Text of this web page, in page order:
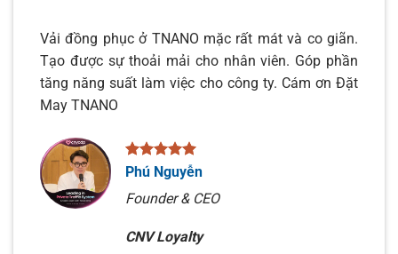
Vải đồng phục ở TNANO mặc rất mát và co giãn.
Tạo được sự thoải mải cho nhân viên. Góp phần
tăng năng suất làm việc cho công ty. Cám ơn Đặt
May TNANO
Phú Nguyễn
Founder & CEO
CNV Loyalty